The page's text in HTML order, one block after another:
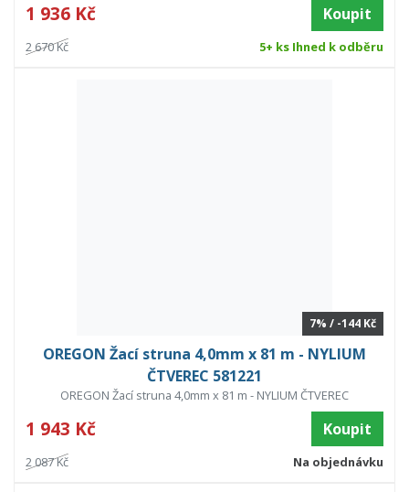
1 936 Kč Koupit
2 670 Kč 5+ ks Ihned k odběru
7% / -144 Kč
OREGON Žací struna 4,0mm x 81 m - NYLIUM
ČTVEREC 581221
OREGON Žací struna 4,0mm x 81 m - NYLIUM ČTVEREC
1 943 Kč Koupit
2 087 Kč Na objednávku